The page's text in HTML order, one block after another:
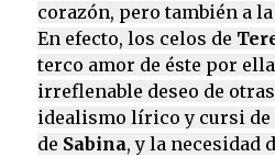
corazón, pero también a
En efecto, los celos de
terco amor de éste por
irreflenable deseo de
idealismo lírico y cursi de
de Sabina, y la necesidad